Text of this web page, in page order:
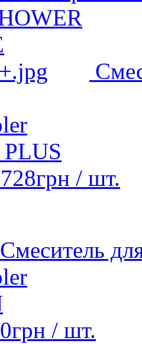
грн / шт.
Смеcитель
грн / шт.